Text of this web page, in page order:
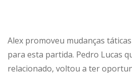
Alex promoveu mudanças
para esta partida. Pedro Lucas
relacionado, voltou a ter